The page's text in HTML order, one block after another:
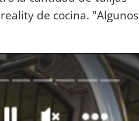
de cocina. "Algunos